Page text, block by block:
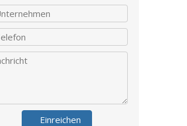
Einreichen